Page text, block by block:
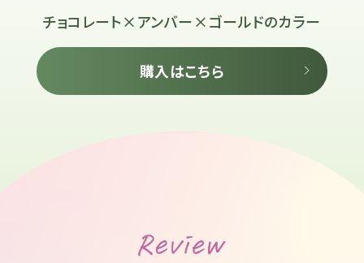
チョコレート×アンバー×ゴールドのカラー
購入はこちら